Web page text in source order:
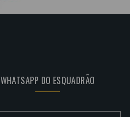
WHATSAPP DO ESQUADRÃO